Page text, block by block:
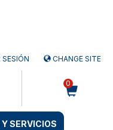
SESIÓN CHANGE SITE
0
SERVICIOS